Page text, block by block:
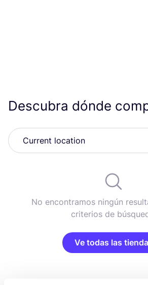
Descubra dónde
No encontramos ningún
criterios de
Ve todas las